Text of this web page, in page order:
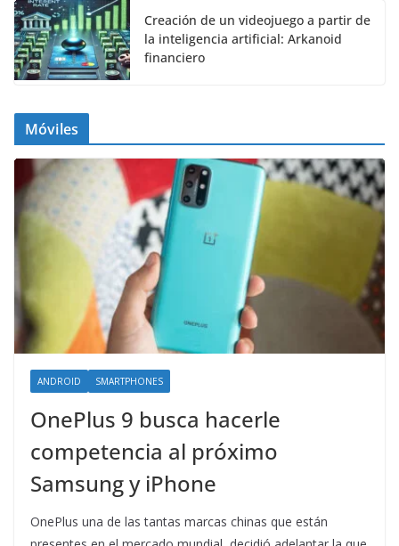
Creación de un videojuego a partir de
la inteligencia artificial: Arkanoid
financiero
Móviles
ANDROID SMARTPHONES
OnePlus 9 busca hacerle
competencia al próximo
Samsung y iPhone
OnePlus una de las tantas marcas chinas que están